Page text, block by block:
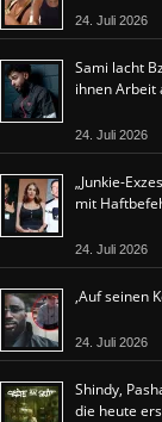
24. Juli 2026
Sami lacht
ihnen Arbeit
24. Juli 2026
„Junkie-
mit
24. Juli 2026
‚Auf seinen
24. Juli 2026
Shindy,
die heute